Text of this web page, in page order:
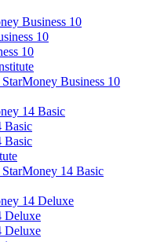
Business 10
10
10
Business 10
14 Basic
Basic
Basic
14 Basic
14 Deluxe
Deluxe
Deluxe